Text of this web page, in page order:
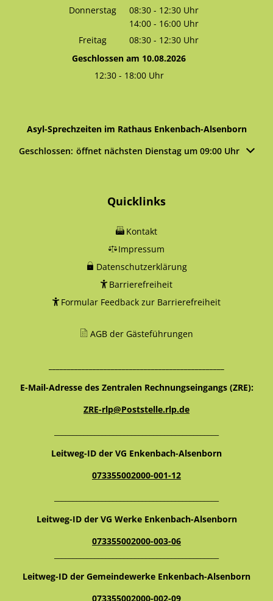
Von 08:30 bis 12:30 Uhr
Donnerstag 08:30 - 12:30 Uhr
Von 08:30 bis 12:30 Uhr
14:00 - 16:00 Uhr
Von 14:00 bis 16:00 Uhr
Freitag 08:30 - 12:30 Uhr
Von 08:30 bis 12:30 Uhr
Geschlossen am 10.08.2026
12:30- 18:00Uhr
Asyl-Sprechzeiten im Rathaus Enkenbach-Alsenborn
Klicken, um weitere Öffnungs- oder Schließzeiten
Geschlossen: öffnet nächsten Dienstag um 09:00 Uhr
Quicklinks
Kontakt
Impressum
Datenschutzerklärung
Barrierefreiheit
Formular Feedback zur Barrierefreiheit
AGB der Gästeführungen
E-Mail-Adresse des Zentralen Rechnungseingangs (ZRE):
ZRE-rlp@Poststelle.rlp.de
Leitweg-ID der VG Enkenbach-Alsenborn
073355002000-001-12
Leitweg-ID der VG Werke Enkenbach-Alsenborn
073355002000-003-06
Leitweg-ID der Gemeindewerke Enkenbach-Alsenborn
073355002000-002-09